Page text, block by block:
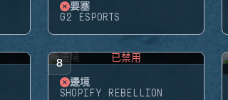
要塞
G2 ESPORTS
8 已禁用
邊境
SHOPIFY REBELLION